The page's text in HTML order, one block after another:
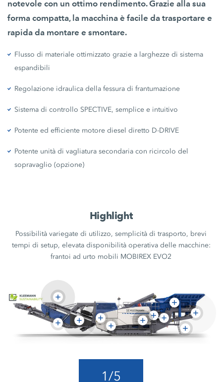
notevole con un ottimo rendimento. Grazie alla sua
forma compatta, la macchina è facile da trasportare e
rapida da montare e smontare.
Flusso di materiale ottimizzato grazie a larghezze di sistema
espandibili
Regolazione idraulica della fessura di frantumazione
Sistema di controllo SPECTIVE, semplice e intuitivo
Potente ed efficiente motore diesel diretto D-DRIVE
Potente unità di vagliatura secondaria con ricircolo del
sopravaglio (opzione)
Highlight
Possibilità variegate di utilizzo, semplicità di trasporto, brevi
tempi di setup, elevata disponibilità operativa delle macchine:
frantoi ad urto mobili MOBIREX EVO2
1/5